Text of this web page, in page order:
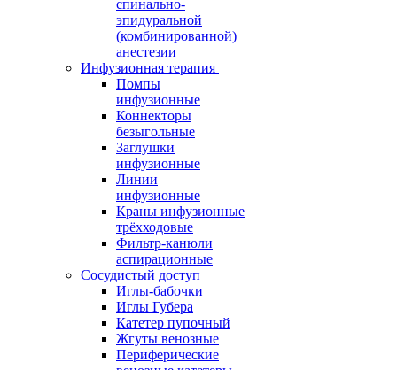
спинально-
эпидуральной
(комбинированной)
анестезии
Инфузионная терапия
Помпы
инфузионные
Коннекторы
безыгольные
Заглушки
инфузионные
Линии
инфузионные
Краны инфузионные
трёхходовые
Фильтр-канюли
аспирационные
Сосудистый доступ
Иглы-бабочки
Иглы Губера
Катетер пупочный
Жгуты венозные
Периферические